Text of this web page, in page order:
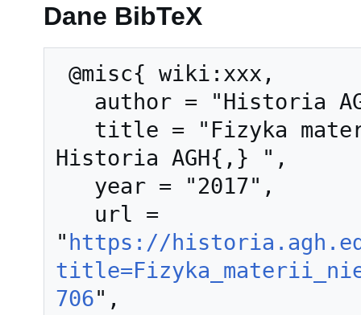
Dane BibTeX
Historia AGH{,} ",
" https://
706",